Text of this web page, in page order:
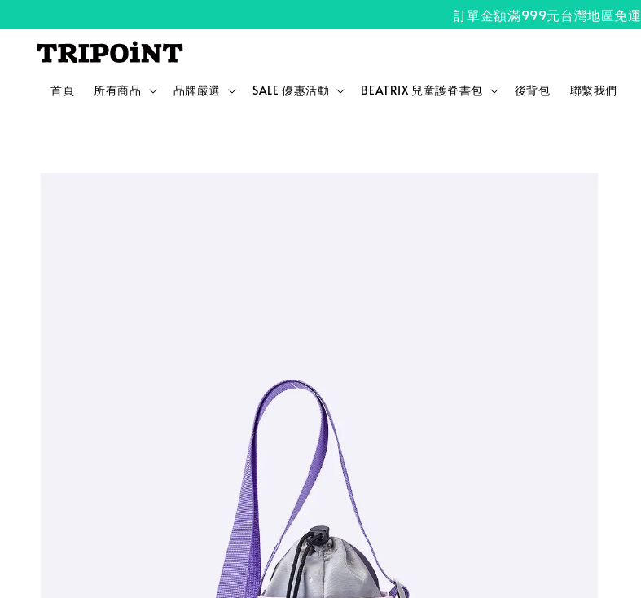
訂單金額滿999元台灣地區免運
首頁 所有商品 品牌嚴選 SALE 優惠活動 BEATRIX 兒童護脊書包 後背包 聯繫我們